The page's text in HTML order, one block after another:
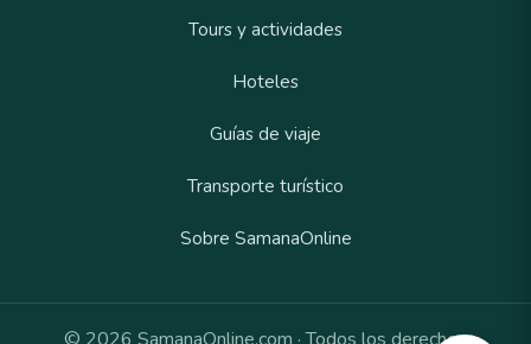
Tours y actividades
Hoteles
Guías de viaje
Transporte turístico
Sobre SamanaOnline